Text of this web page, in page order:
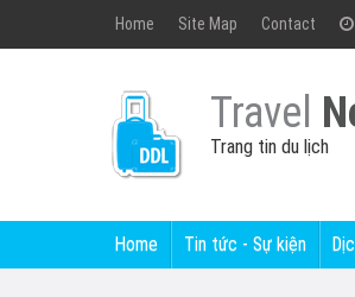
Home Site Map Contact
Travel
Trang tin du lịch
Home Tin tức - Sự kiện